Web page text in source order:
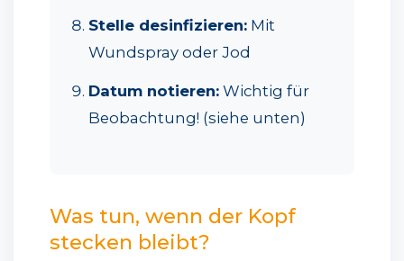
Stelle desinfizieren: Mit
Wundspray oder Jod
Datum notieren: Wichtig für
Beobachtung! (siehe unten)
Was tun, wenn der Kopf
stecken bleibt?